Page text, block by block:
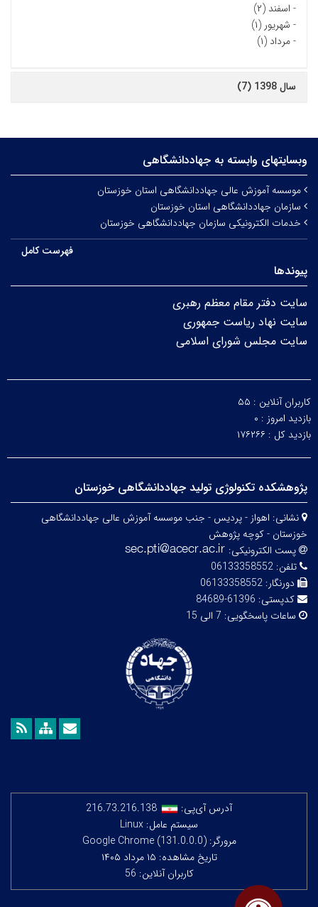
- اسفند (۲)
- شهریور (۱)
-مرداد (۱)
سال 1398 (7)
وبسایتهای وابسته به جهاددانشگاهی
موسسه آموزش عالی جهاددانشگاهی استان خوزستان
سازمان جهاددانشگاهی استان خوزستان
خدمات الکترونیکی سازمان جهاددانشگاهی خوزستان
فهرست کامل
پیوندها
سایت دفتر مقام معظم رهبری
سایت نهاد ریاست جمهوری
سایت مجلس شورای اسلامی
کاربران آنلاین : ۵۵
بازدید امروز : ۰
بازدید کل : ۱۷۶۲۶۶
پژوهشکده تکنولوژی تولید جهاددانشگاهی خوزستان
نشانی: اهواز - پردیس - جنب موسسه آموزش عالی جهاددانشگاهی
خوزستان - کوچه پژوهش
پست الکترونیکی:
تلفن: 06133358552
دورنگار: 06133358552
کدپستی: 61396-84689
ساعات پاسخگویی: 7 الی 15
آدرس آی‌پی:
216.73.216.138
سیستم عامل: Linux
مرورگر: Google Chrome (131.0.0.0)
تاریخ مشاهده: ۱۵ مرداد ۱۴۰۵
کاربران آنلاین: 56